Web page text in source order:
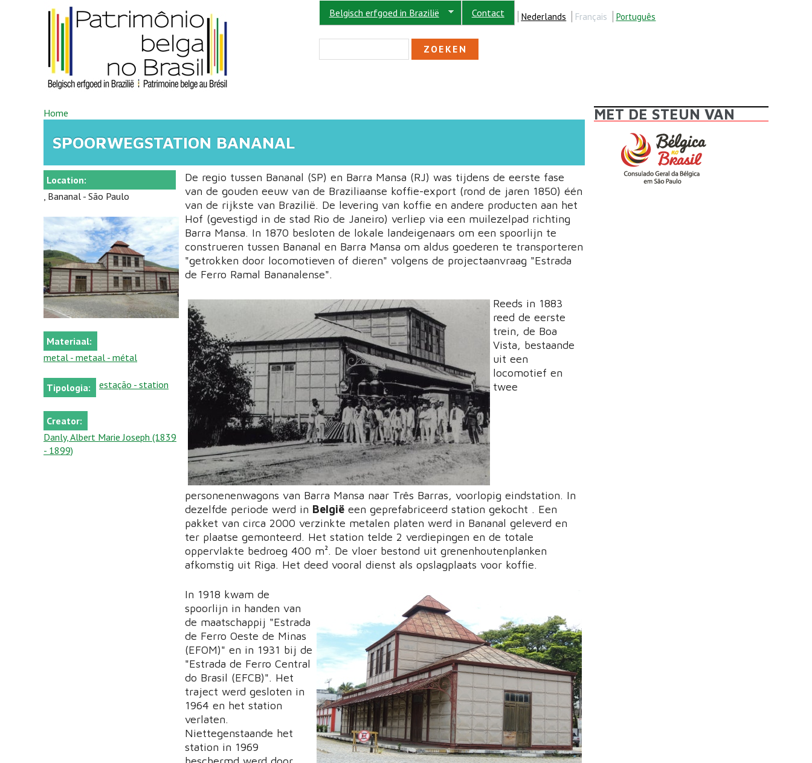
Overslaan en naar de inhoud gaan Belgisch erfgoed in Brazilië Contact Nederlands Français Português
ZOEKVELD
U BENT HIER
Home
SPOORWEGSTATION BANANAL
Location:
, Bananal - São Paulo
Materiaal:
metal - metaal - métal
Tipologia: estação - station
Creator:
Danly, Albert Marie Joseph (1839
- 1899)
De regio tussen Bananal (SP) en Barra Mansa (RJ) was tijdens de eerste fase
van de gouden eeuw van de Braziliaanse koffie-export (rond de jaren 1850) één
van de rijkste van Brazilië. De levering van koffie en andere producten aan het
Hof (gevestigd in de stad Rio de Janeiro) verliep via een muilezelpad richting
Barra Mansa. In 1870 besloten de lokale landeigenaars om een spoorlijn te
construeren tussen Bananal en Barra Mansa om aldus goederen te transporteren
"getrokken door locomotieven of dieren" volgens de projectaanvraag "Estrada
de Ferro Ramal Bananalense".
Reeds in 1883
reed de eerste
trein, de Boa
Vista, bestaande
uit een
locomotief en
twee
personenenwagons van Barra Mansa naar Três Barras, voorlopig eindstation. In
dezelfde periode werd in Belgiëeen geprefabriceerd station gekocht . Een
pakket van circa 2000 verzinkte metalen platen werd in Bananal geleverd en
ter plaatse gemonteerd. Het station telde 2 verdiepingen en de totale
oppervlakte bedroeg 400 m². De vloer bestond uit grenenhoutenplanken
afkomstig uit Riga. Het deed vooral dienst als opslagplaats voor koffie.
In 1918 kwam de
spoorlijn in handen van
de maatschappij "Estrada
de Ferro Oeste de Minas
(EFOM)" en in 1931 bij de
"Estrada de Ferro Central
do Brasil (EFCB)". Het
traject werd gesloten in
1964 en het station
verlaten.
Niettegenstaande het
station in 1969
MET DE STEUN VAN